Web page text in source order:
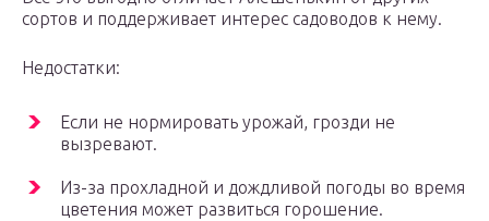
сортов и поддерживает интерес садоводов к нему.
Недостатки:
Если не нормировать урожай, грозди не
вызревают.
Из-за прохладной и дождливой погоды во время
цветения может развиться горошение.